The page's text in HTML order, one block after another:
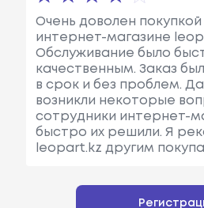
Очень доволен покупкой
интернет-магазине
Обслуживание было
качественным. Заказ
в срок и без проблем.
возникли некоторые
сотрудники интернет-
быстро их решили. Я
leopart.kz другим